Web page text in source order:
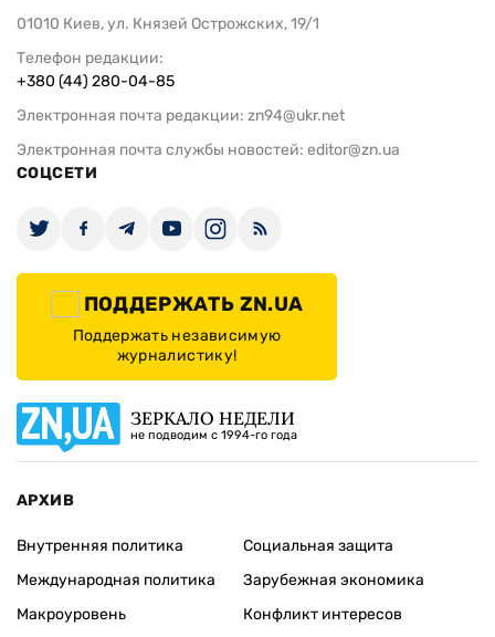
01010 Киев, ул. Князей Острожских, 19/1
Телефон редакции:
+380 (44) 280-04-85
Электронная почта редакции: zn94@ukr.net
Электронная почта службы новостей: editor@zn.ua
СОЦСЕТИ
ПОДДЕРЖАТЬ ZN.UA
Поддержать независимую
журналистику!
ЗЕРКАЛО НЕДЕЛИ
не подводим с 1994-го года
АРХИВ
Внутренняя политика
Международная политика
Макроуровень
Социальная защита
Зарубежная экономика
Конфликт интересов